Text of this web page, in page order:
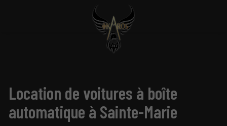
Location de voitures à boîte
automatique à Sainte-Marie